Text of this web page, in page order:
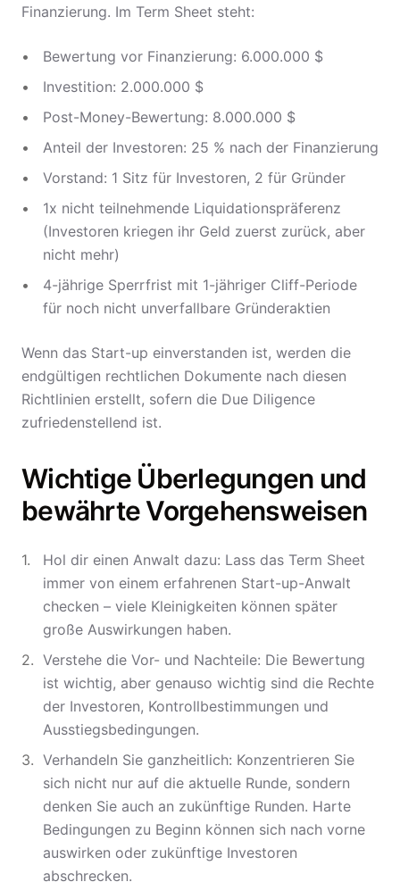
Finanzierung. Im Term Sheet steht:
Bewertung vor Finanzierung: 6.000.000 $
Investition: 2.000.000 $
Post-Money-Bewertung: 8.000.000 $
Anteil der Investoren: 25 % nach der Finanzierung
Vorstand: 1 Sitz für Investoren, 2 für Gründer
1x nicht teilnehmende Liquidationspräferenz
(Investoren kriegen ihr Geld zuerst zurück, aber
nicht mehr)
4-jährige Sperrfrist mit 1-jähriger Cliff-Periode
für noch nicht unverfallbare Gründeraktien
Wenn das Start-up einverstanden ist, werden die
endgültigen rechtlichen Dokumente nach diesen
Richtlinien erstellt, sofern die Due Diligence
zufriedenstellend ist.
Wichtige Überlegungen und
bewährte Vorgehensweisen
Hol dir einen Anwalt dazu: Lass das Term Sheet
immer von einem erfahrenen Start-up-Anwalt
checken – viele Kleinigkeiten können später
große Auswirkungen haben.
Verstehe die Vor- und Nachteile: Die Bewertung
ist wichtig, aber genauso wichtig sind die Rechte
der Investoren, Kontrollbestimmungen und
Ausstiegsbedingungen.
Verhandeln Sie ganzheitlich: Konzentrieren Sie
sich nicht nur auf die aktuelle Runde, sondern
denken Sie auch an zukünftige Runden. Harte
Bedingungen zu Beginn können sich nach vorne
auswirken oder zukünftige Investoren
abschrecken.